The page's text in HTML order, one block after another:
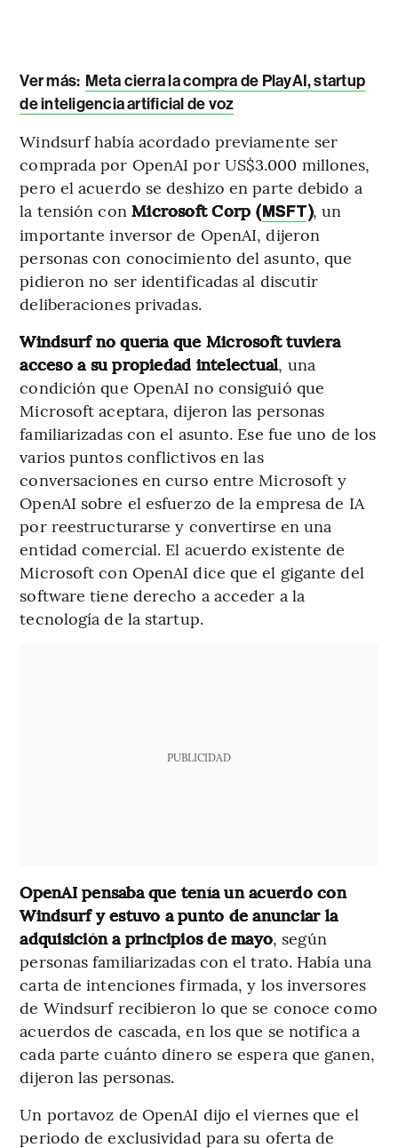
Ver más: Meta cierra la compra de PlayAI, startup
de inteligencia artificial de voz
Windsurf había acordado previamente ser
comprada por OpenAI por US$3.000 millones,
pero el acuerdo se deshizo en parte debido a
la tensión conMicrosoft Corp (MSFT), un
importante inversor de OpenAI, dijeron
personas con conocimiento del asunto, que
pidieron no ser identificadas al discutir
deliberaciones privadas.
Windsurf no quería que Microsoft tuviera
acceso a su propiedad intelectual, una
condición que OpenAI no consiguió que
Microsoft aceptara, dijeron las personas
familiarizadas con el asunto. Ese fue uno de los
varios puntos conflictivos en las
conversaciones en curso entre Microsoft y
OpenAI sobre el esfuerzo de la empresa de IA
por reestructurarse y convertirse en una
entidad comercial. El acuerdo existente de
Microsoft con OpenAI dice que el gigante del
software tiene derecho a acceder a la
tecnología de la startup.
PUBLICIDAD
OpenAI pensaba que tenía un acuerdo con
Windsurf y estuvo a punto de anunciar la
adquisición a principios de mayo, según
personas familiarizadas con el trato. Había una
carta de intenciones firmada, y los inversores
de Windsurf recibieron lo que se conoce como
acuerdos de cascada, en los que se notifica a
cada parte cuánto dinero se espera que ganen,
dijeron las personas.
Un portavoz de OpenAI dijo el viernes que el
periodo de exclusividad para su oferta de